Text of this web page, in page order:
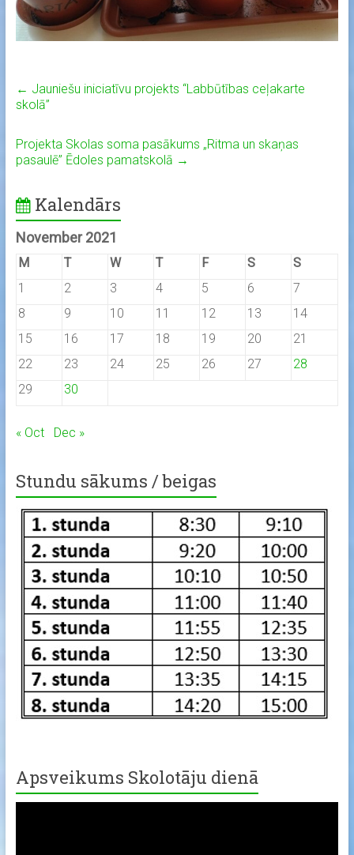
← Jauniešu iniciatīvu projekts “Labbūtības ceļakarte
skolā”
Projekta Skolas soma pasākums „Ritma un skaņas
pasaulē’’ Ēdoles pamatskolā →
Kalendārs
November 2021
M T W T F S
S
1
2 3 4 5 6
7
8
9 10 11 12 13
14
15
16 17 18 19 20
21
22
23 24 25 26 27
28
29
30
« Oct Dec »
Stundu sākums / beigas
Apsveikums Skolotāju dienā